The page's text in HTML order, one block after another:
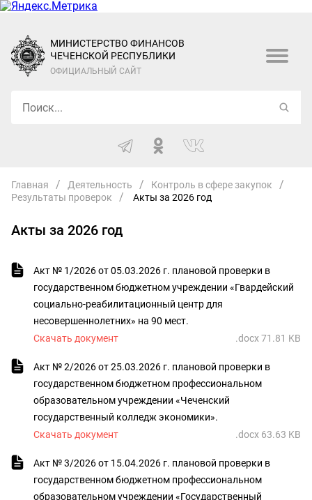
МИНИСТЕРСТВО ФИНАНСОВ
ЧЕЧЕНСКОЙ РЕСПУБЛИКИ
ОФИЦИАЛЬНЫЙ САЙТ
Главная Деятельность
Контроль в сфере закупок
Результаты проверок
Акты за 2026 год
Акты за 2026 год
Акт № 1/2026 от 05.03.2026 г. плановой проверки в
государственном бюджетном учреждении «Гвардейский
социально-реабилитационный центр для
несовершеннолетних» на 90 мест.
Скачать документ
.docx 71.81 KB
Акт № 2/2026 от 25.03.2026 г. плановой проверки в
государственном бюджетном профессиональном
образовательном учреждении «Чеченский
государственный колледж экономики».
Скачать документ
.docx 63.63 KB
Акт № 3/2026 от 15.04.2026 г. плановой проверки в
государственном бюджетном профессиональном
образовательном учреждении «Государственный